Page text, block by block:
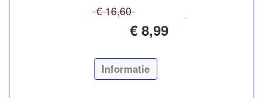
€ 16,60
€ 8,99
Informatie